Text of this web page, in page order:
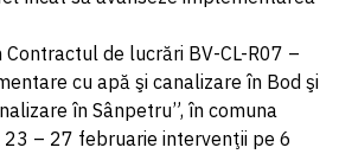
de lucrări BV-CL-R07 –
cu apă şi canalizare în Bod şi
în Sânpetru”, în comuna
– 27 februarie intervenţii pe 6